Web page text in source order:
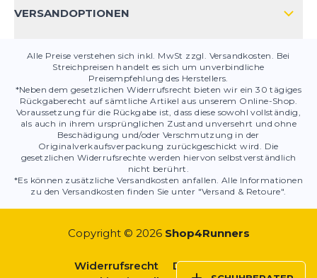
VERSANDOPTIONEN
Alle Preise verstehen sich inkl. MwSt zzgl. Versandkosten. Bei
Streichpreisen handelt es sich um unverbindliche
Preisempfehlung des Herstellers.
*Neben dem gesetzlichen Widerrufsrecht bieten wir ein 30 tägiges
Rückgaberecht auf sämtliche Artikel aus unserem Online-Shop.
Voraussetzung für die Rückgabe ist, dass diese sowohl vollständig,
als auch in ihrem ursprünglichen Zustand unversehrt und ohne
Beschädigung und/oder Verschmutzung in der
Originalverkaufsverpackung zurückgeschickt wird. Die
gesetzlichen Widerrufsrechte werden hiervon selbstverständlich
nicht berührt.
*Es können zusätzliche Versandkosten anfallen. Alle Informationen
zu den Versandkosten finden Sie unter "Versand & Retoure".
Copyright © 2026 Shop4Runners
Widerrufsrecht
Datenschutz